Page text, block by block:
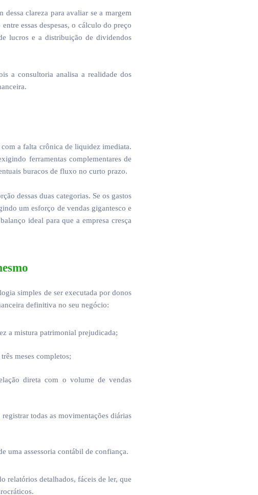
dessa clareza para avaliar se a margem
essas despesas, o cálculo do preço
lucros e a distribuição de dividendos
a consultoria analisa a realidade dos
a falta crônica de liquidez imediata.
ferramentas complementares de
buracos de fluxo no curto prazo.
dessas duas categorias. Se os gastos
um esforço de vendas gigantesco e
ideal para que a empresa cresça
simples de ser executada por donos
definitiva no seu negócio:
a mistura patrimonial prejudicada;
meses completos;
direta com o volume de vendas
todas as movimentações diárias
uma assessoria contábil de confiança.
relatórios detalhados, fáceis de ler, que